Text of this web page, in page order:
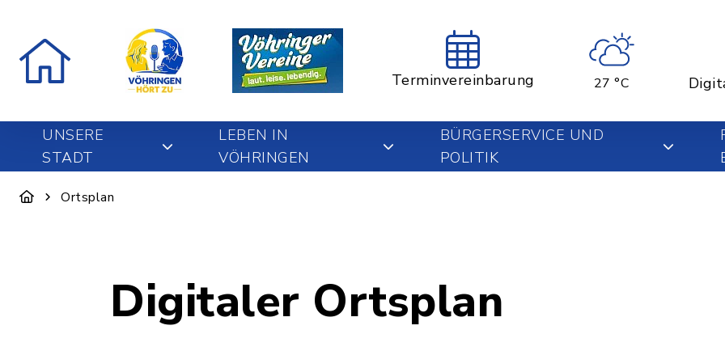
Terminvereinbarung 27 °C
UNSERE
STADT
LEBEN IN
VÖHRINGEN
BÜRGERSERVICE UND
POLITIK
Ortsplan
Digitaler Ortsplan